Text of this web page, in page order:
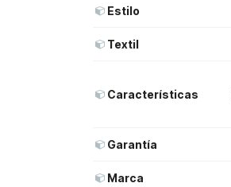
Estilo
Textil
Características
Garantía
Marca